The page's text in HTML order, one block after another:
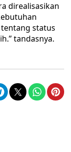
direalisasikan
status
tandasnya.